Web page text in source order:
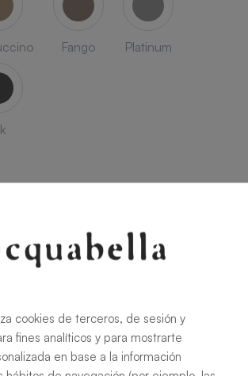
Fango Platinum
Niebla Cobalto
cookies de terceros, de sesión y
fines analíticos y para mostrarte
en base a la información